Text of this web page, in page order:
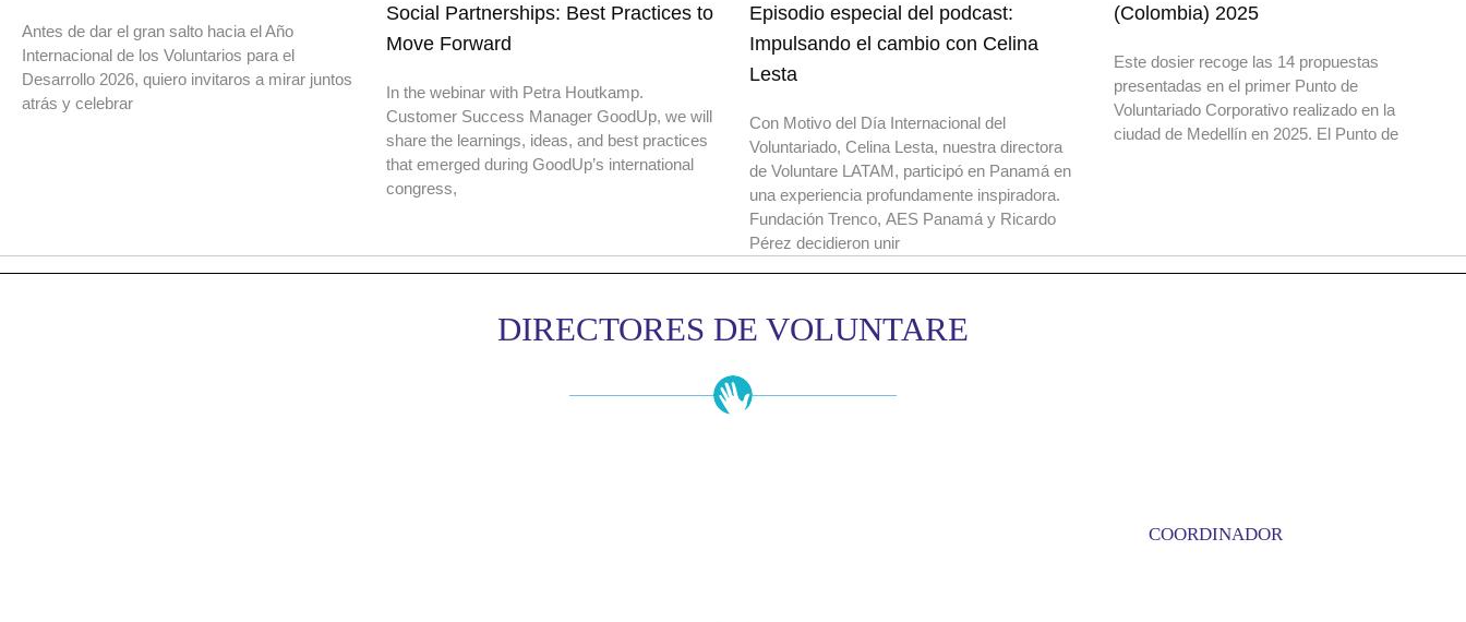
Antes de dar el gran salto hacia el Año
Internacional de los Voluntarios para el
Desarrollo 2026, quiero invitaros a mirar juntos
atrás y celebrar
Social Partnerships: Best Practices to
Move Forward
In the webinar with Petra Houtkamp.
Customer Success Manager GoodUp, we will
share the learnings, ideas, and best practices
that emerged during GoodUp’s international
congress,
Episodio especial del podcast:
Impulsando el cambio con Celina
Lesta
Con Motivo del Día Internacional del
Voluntariado, Celina Lesta, nuestra directora
de Voluntare LATAM, participó en Panamá en
una experiencia profundamente inspiradora.
Fundación Trenco, AES Panamá y Ricardo
Pérez decidieron unir
(Colombia) 2025
Este dosier recoge las 14 propuestas
presentadas en el primer Punto de
Voluntariado Corporativo realizado en la
ciudad de Medellín en 2025. El Punto de
DIRECTORES DE VOLUNTARE
COORDINADOR